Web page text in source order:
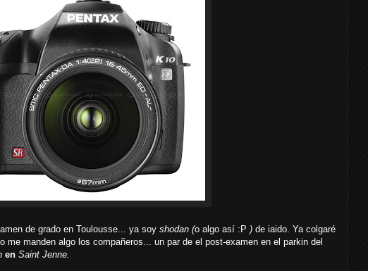
de grado en Toulousse... ya soy shodan (o algo así :P ) de iaido. Ya colgaré
me manden algo los compañeros... un par de el post-examen en el parkin del
en Saint Jenne.